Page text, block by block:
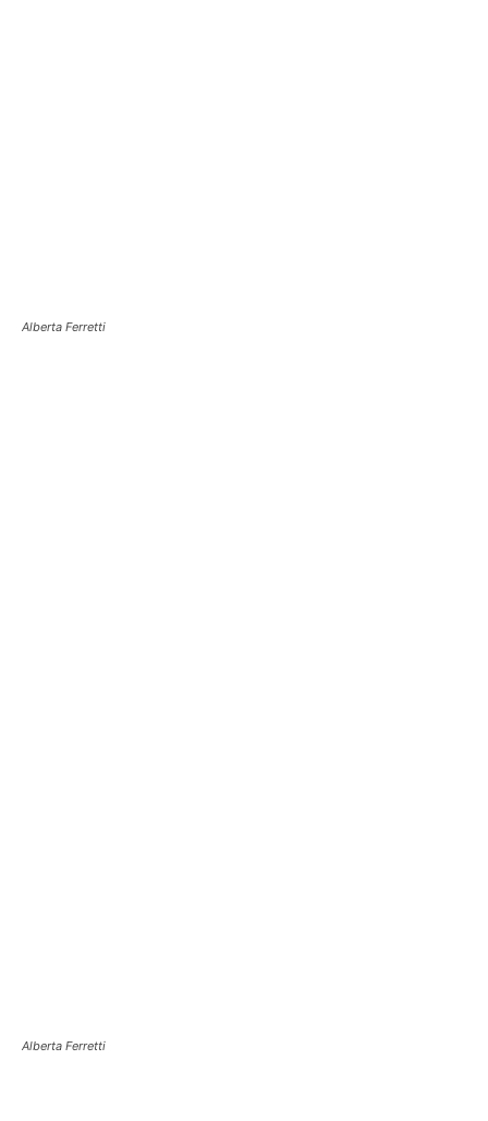
Alberta Ferretti
Alberta Ferretti